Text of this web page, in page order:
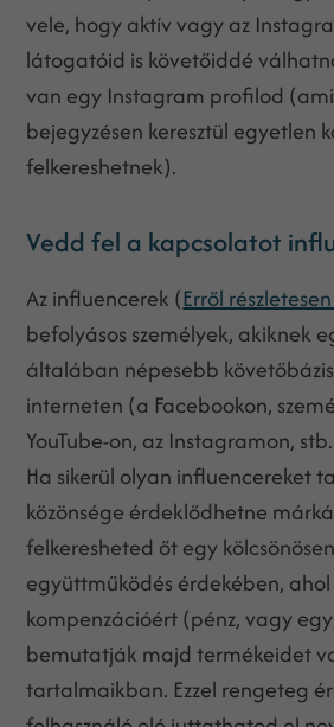
vele, hogy aktív vagy az
látogatóid is követőiddé
van egy Instagram profilod
bejegyzésen keresztül egyetlen
felkereshetnek).
Vedd fel a kapcsolatot
Az influencerek (Erről
befolyásos személyek, akiknek
általában népesebb
interneten (a Facebookon,
YouTube-on, az Instagramon,
Ha sikerül olyan influencereket
közönsége érdeklődhetne
felkeresheted őt egy
együttműködés érdekében,
kompenzációért (pénz, vagy
bemutatják majd termékeidet
tartalmaikban. Ezzel rengeteg